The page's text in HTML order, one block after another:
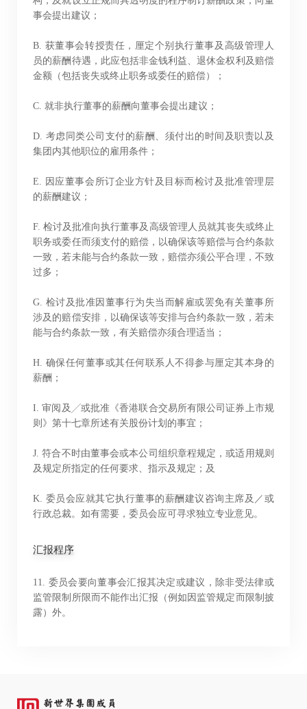
事会提出建议；
B. 获董事会转授责任，厘定个别执行董事及高级管理人
员的薪酬待遇，此应包括非金钱利益、退休金权利及赔偿
金额（包括丧失或终止职务或委任的赔偿）；
C. 就非执行董事的薪酬向董事会提出建议；
D. 考虑同类公司支付的薪酬、须付出的时间及职责以及
集团内其他职位的雇用条件；
E. 因应董事会所订企业方针及目标而检讨及批准管理层
的薪酬建议；
F. 检讨及批准向执行董事及高级管理人员就其丧失或终止
职务或委任而须支付的赔偿，以确保该等赔偿与合约条款
一致，若未能与合约条款一致，赔偿亦须公平合理，不致
过多；
G. 检讨及批准因董事行为失当而解雇或罢免有关董事所
涉及的赔偿安排，以确保该等安排与合约条款一致，若未
能与合约条款一致，有关赔偿亦须合理适当；
H. 确保任何董事或其任何联系人不得参与厘定其本身的
薪酬；
I. 审阅及╱或批准《香港联合交易所有限公司证券上市规
则》第十七章所述有关股份计划的事宜；
J. 符合不时由董事会或本公司组织章程规定，或适用规则
及规定所指定的任何要求、指示及规定；及
K. 委员会应就其它执行董事的薪酬建议咨询主席及／或
行政总裁。如有需要，委员会应可寻求独立专业意见。
汇报程序
11. 委员会要向董事会汇报其决定或建议，除非受法律或
监管限制所限而不能作出汇报（例如因监管规定而限制披
露）外。
公告(补发已遗失股票)
阁下可透过以下由卓佳*提供服务的网站查看新世界百货中
国有限公司(「本公司」)的相关资讯。本公司概不负责及不
保证通过以下网站所提供的任何资讯或服务的完整性、准
确性或及时性。
阁下按「进入」按钮，即同意及明白本公司概不对以下网
站所提供的全部或任何部份资料或服务而产生或因倚赖该
等内容而可能引致的任何损失或损害负责。
「卓佳」的提述包括卓佳专业商务有限公司及其联属公司
进入 取消